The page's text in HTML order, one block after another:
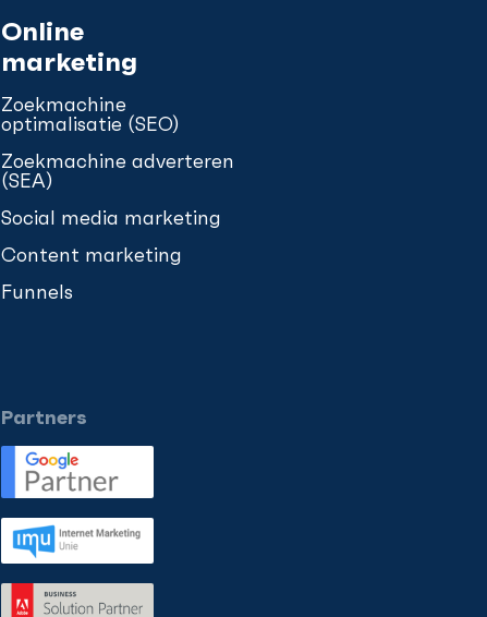
Online
marketing
Zoekmachine
optimalisatie (SEO)
Zoekmachine adverteren
(SEA)
Social media marketing
Content marketing
Funnels
Partners